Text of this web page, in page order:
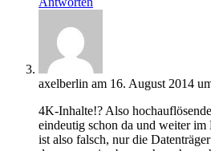
axelberlin am 16. August 2014
4K-Inhalte!? Also
eindeutig schon da und weiter
ist also falsch, nur die